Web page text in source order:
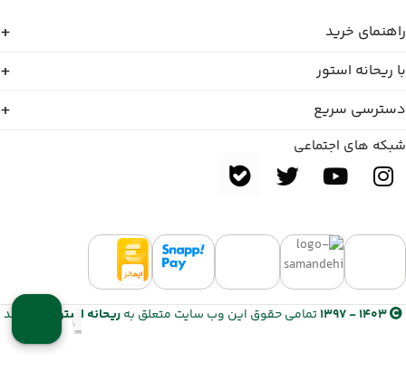
راهنمای خرید
با ریحانه استور
دسترسی سریع
شبکه های اجتماعی
1403 - 1397 تمامی حقوق این وب سایت متعلق بهریحانه استور می باشد